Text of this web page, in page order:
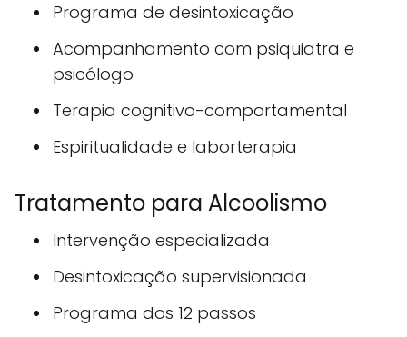
Programa de desintoxicação
Acompanhamento com psiquiatra e
psicólogo
Terapia cognitivo-comportamental
Espiritualidade e laborterapia
Tratamento para Alcoolismo
Intervenção especializada
Desintoxicação supervisionada
Programa dos 12 passos